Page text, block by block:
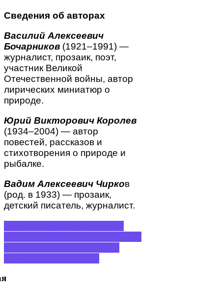
Сведения об авторах
Василий Алексеевич
Бочарников (1921–1991) —
журналист, прозаик, поэт,
участник Великой
Отечественной войны, автор
лирических миниатюр о
природе.
Юрий Викторович Королев
(1934–2004) — автор
повестей, рассказов и
стихотворения о природе и
рыбалке.
Вадим Алексеевич Чирков
(род. в 1933) — прозаик,
детский писатель, журналист.